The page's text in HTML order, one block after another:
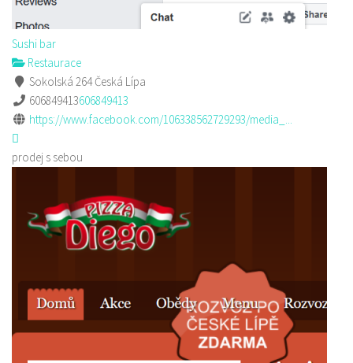
Sushi bar
Restaurace
Sokolská 264 Česká Lípa
606849413606849413
https://www.facebook.com/106338562729293/media_...
prodej s sebou